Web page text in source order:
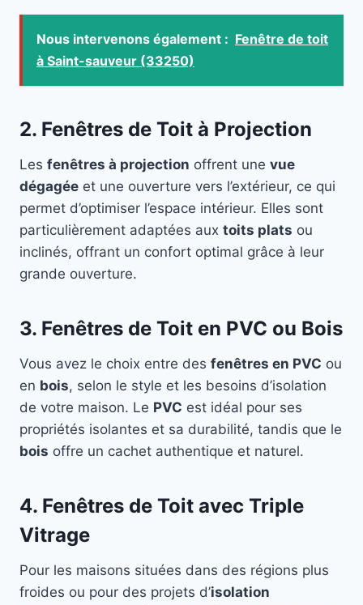
Nous intervenons également : Fenêtre de toit
à Saint-sauveur (33250)
2. Fenêtres de Toit à Projection
Les fenêtres à projection offrent une vue
dégagée et une ouverture vers l’extérieur, ce qui
permet d’optimiser l’espace intérieur. Elles sont
particulièrement adaptées aux toits plats ou
inclinés, offrant un confort optimal grâce à leur
grande ouverture.
3. Fenêtres de Toit en PVC ou Bois
Vous avez le choix entre des fenêtres en PVC ou
en bois, selon le style et les besoins d’isolation
de votre maison. Le PVC est idéal pour ses
propriétés isolantes et sa durabilité, tandis que le
bois offre un cachet authentique et naturel.
4. Fenêtres de Toit avec Triple
Vitrage
Pour les maisons situées dans des régions plus
froides ou pour des projets d’isolation